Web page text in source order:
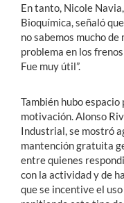
En tanto, Nicole
Bioquímica, señaló
no sabemos mucho
problema en los
Fue muy útil”.
También hubo
motivación. Alonso
Industrial, se mostró
mantención gratuita
entre quienes
con la actividad y de
que se incentive el